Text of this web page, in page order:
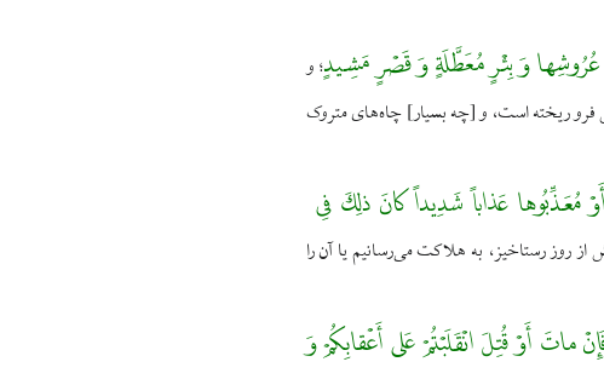
عُرُوشِها وَ بِئْرٍ مُعَطَّلَةٍ وَ قَصْرٍ مَشِيدٍ؛و
ريخته است، و [چه بسيار] چاه‌هاى متروک
عَذاباً شَدِيداً كانَ ذلِكَ فِى
روز رستاخيز، به هلاكت مى‌رسانيم يا آن را
أَوْ قُتِلَ انْقَلَبْتُمْ عَلى أَعْقابِكُمْ وَ